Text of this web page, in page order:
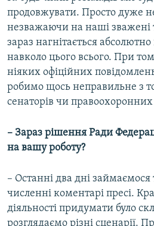
продовжувати. Просто дуже
незважаючи на наші зважені
зараз нагнітається абсолютно
навколо цього всього. При
ніяких офіційних
робимо щось неправильне з
сенаторів чи правоохоронних
– Зараз рішення Ради
на вашу роботу?
– Останні два дні
численні коментарі пресі.
діяльності придумати було
розглядаємо різні сценарії.